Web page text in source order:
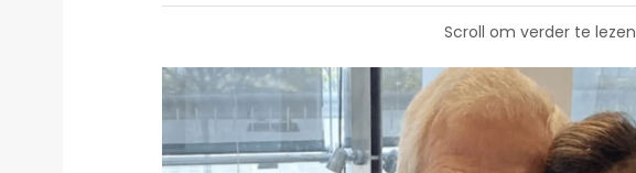
Scroll om verder te lezen